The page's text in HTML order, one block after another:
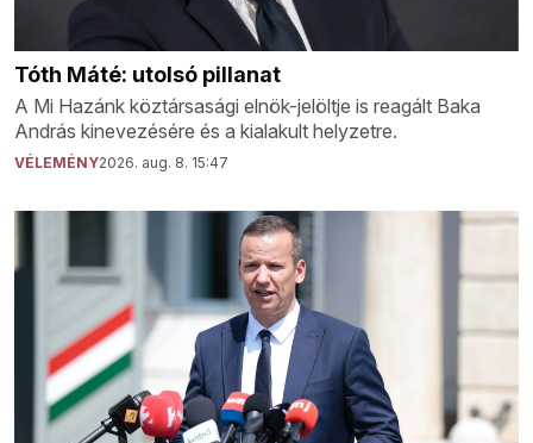
Tóth Máté: utolsó pillanat
A Mi Hazánk köztársasági elnök-jelöltje is reagált Baka
András kinevezésére és a kialakult helyzetre.
VÉLEMÉNY2026. aug. 8. 15:47